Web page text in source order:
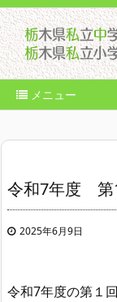
メニュー
令和7年度 第
2025年6月9日
令和7年度の第１